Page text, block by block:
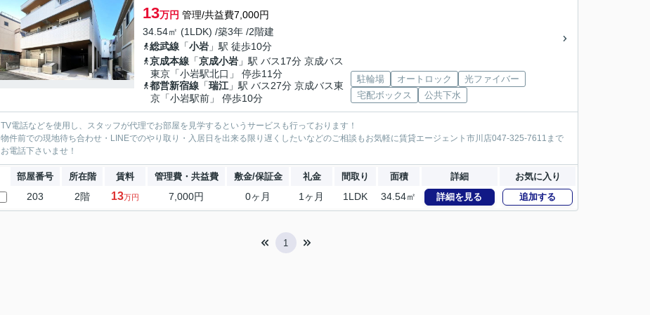
13万円 管理/共益費7,000円
34.54㎡ (1LDK) /築3年 /2階建
総武線 「小岩 」駅 徒歩10分
京成本線 「京成小岩 」駅 バス17分 京成バス
東京「小岩駅北口」 停歩11分
都営新宿線 「瑞江 」駅 バス27分 京成バス東
京「小岩駅前」 停歩10分
駐輪場 オートロック
光ファイバー
宅配ボックス
公共下水
TV電話などを使用し、スタッフが代理でお部屋を見学するというサービスも行っております！
物件前での現地待ち合わせ・LINEでのやり取り・入居日を出来る限り遅くしたいなどのご相談もお気軽に賃貸エージェント市川店047-325-7611まで
お電話下さいませ！
部屋番号 所在階 賃料 管理費・共益費 敷金/保証金 礼金 間取り 面積 詳細 お気に入り
203 2階 13万円 7,000円 0ヶ月 1ヶ月 1LDK 34.54㎡ 詳細を見る 追加する
1